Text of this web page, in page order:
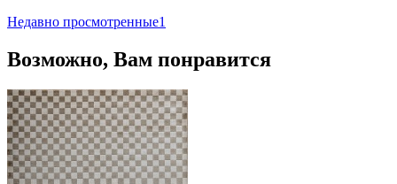
Недавно просмотренные1
Возможно, Вам понравится